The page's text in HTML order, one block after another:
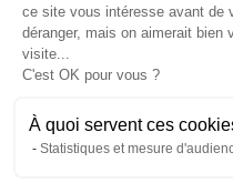
FAQ
Livraisons
ce site vous intéresse avant de
déranger, mais on aimerait bien
visite...
C'est OK pour vous ?
À quoi servent ces
Statistiques et mesure